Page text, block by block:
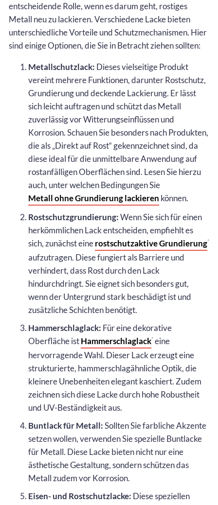
entscheidende Rolle, wenn es darum geht, rostiges
Metall neu zu lackieren. Verschiedene Lacke bieten
unterschiedliche Vorteile und Schutzmechanismen. Hier
sind einige Optionen, die Sie in Betracht ziehen sollten:
Metallschutzlack: Dieses vielseitige Produkt
vereint mehrere Funktionen, darunter Rostschutz,
Grundierung und deckende Lackierung. Er lässt
sich leicht auftragen und schützt das Metall
zuverlässig vor Witterungseinflüssen und
Korrosion. Schauen Sie besonders nach Produkten,
die als „Direkt auf Rost“ gekennzeichnet sind, da
diese ideal für die unmittelbare Anwendung auf
rostanfälligen Oberflächen sind. Lesen Sie hierzu
auch, unter welchen Bedingungen Sie
Metall ohne Grundierung lackieren können.
Rostschutzgrundierung:Wenn Sie sich für einen
herkömmlichen Lack entscheiden, empfiehlt es
sich, zunächst einerostschutzaktive Grundierung*
aufzutragen. Diese fungiert als Barriere und
verhindert, dass Rost durch den Lack
hindurchdringt. Sie eignet sich besonders gut,
wenn der Untergrund stark beschädigt ist und
zusätzliche Schichten benötigt.
Hammerschlaglack: Für eine dekorative
Oberfläche istHammerschlaglack* eine
hervorragende Wahl. Dieser Lack erzeugt eine
strukturierte, hammerschlagähnliche Optik, die
kleinere Unebenheiten elegant kaschiert. Zudem
zeichnen sich diese Lacke durch hohe Robustheit
und UV-Beständigkeit aus.
Buntlack für Metall:Sollten Sie farbliche Akzente
setzen wollen, verwenden Sie spezielle Buntlacke
für Metall. Diese Lacke bieten nicht nur eine
ästhetische Gestaltung, sondern schützen das
Metall zudem vor Korrosion.
Eisen- und Rostschutzlacke: Diese speziellen